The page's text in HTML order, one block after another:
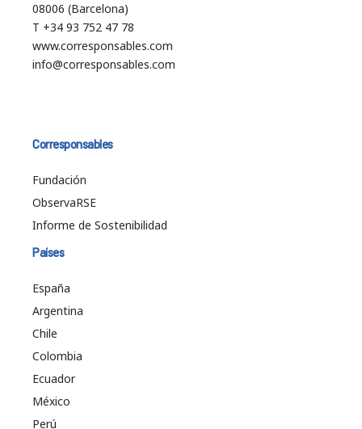
08006 (Barcelona)
T +34 93 752 47 78
www.corresponsables.com
info@corresponsables.com
Corresponsables
Fundación
ObservaRSE
Informe de Sostenibilidad
Países
España
Argentina
Chile
Colombia
Ecuador
México
Perú